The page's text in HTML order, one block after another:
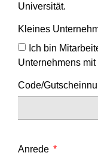
Universität.
Kleines
Ich bin
Unternehmens
Code/
Anrede